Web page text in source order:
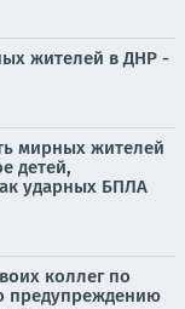
жителей в ДНР -
мирных жителей
детей,
ударных БПЛА
коллег по
предупреждению